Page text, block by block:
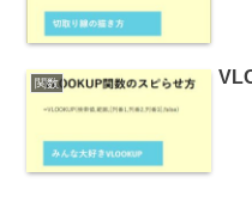
関数